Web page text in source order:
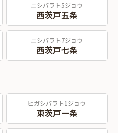
ニシバラト5ジョウ
西茨戸五条
ニシバラト7ジョウ
西茨戸七条
ヒガシバラト1ジョウ
東茨戸一条